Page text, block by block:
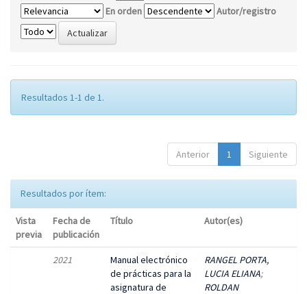
En orden
Autor/registro
Resultados 1-1 de 1.
Anterior 1 Siguiente
Resultados por ítem:
Vista
previa
Fecha de
publicación
Título Autor(es)
2021
Manual electrónico
de prácticas para la
asignatura de
RANGEL PORTA,
LUCIA ELIANA;
ROLDAN